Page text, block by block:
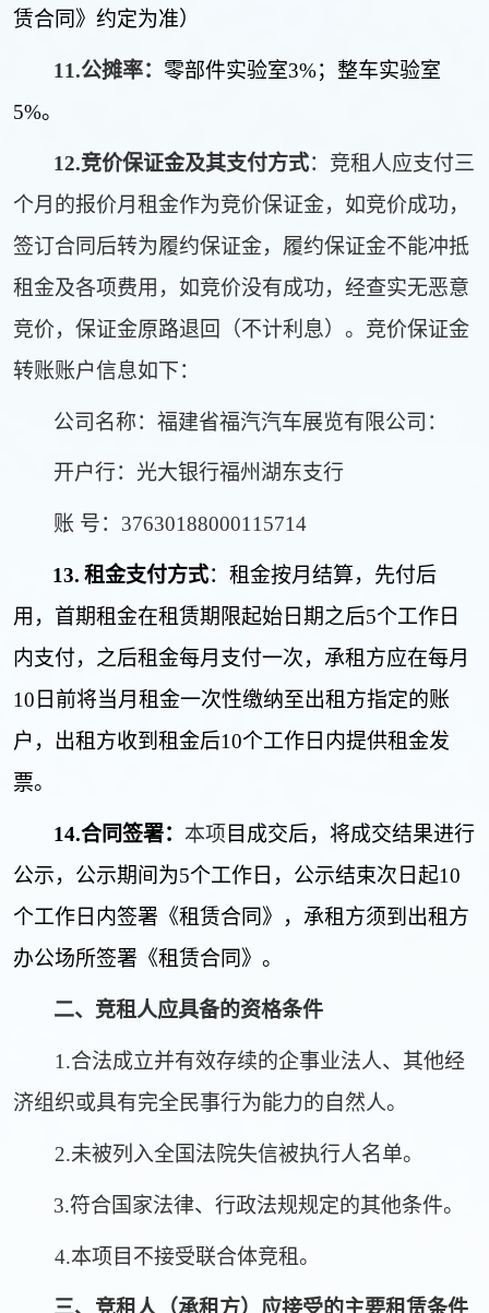
赁合同》约定为准）
11.公摊率： 零部件实验室3%；整车实验室
5%。
12.竞价保证金及其支付方式：竞租人应支付三
个月的报价月租金作为竞价保证金，如竞价成功，
签订合同后转为履约保证金，履约保证金不能冲抵
租金及各项费用，如竞价没有成功，经查实无恶意
竞价，保证金原路退回（不计利息）。竞价保证金
转账账户信息如下：
公司名称：福建省福汽汽车展览有限公司：
开户行：光大银行福州湖东支行
账 号： 37630188000115714
13. 租金支付方式： 租金按月结算，先付后
用，首期租金在租赁期限起始日期之后5个工作日
内支付，之后租金每月支付一次，承租方应在每月
10 日前将当月租金一次性缴纳至出租方指定的账
户，出租方收到租金后10个工作日内提供租金发
票。
14.合同签署： 本项 目成交后，将成交结果进行
公示，公示期间为5个工作日，公示结束次日起10
个工作日内签署《租赁合同》，承租方须到出租方
办公场所签署《租赁合同》。
二、竞租人应具备的资格条件
1.合法成立并有效存续的企事业法人、其他经
济组织或具有完全民事行为能力的自然人。
2.未被列入全国法院失信被执行人名单。
3.符合国家法律、行政法规规定的其他条件。
4.本项目不接受联合体竞租。
三、竞租人（承租方）应接受的主要租赁条件